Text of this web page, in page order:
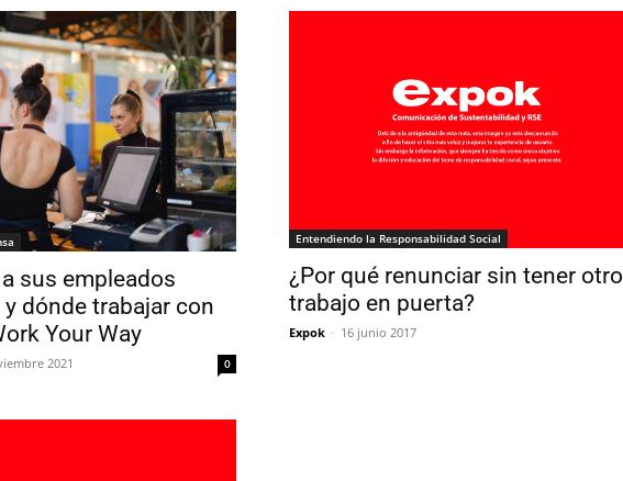
sus empleados
dónde trabajar con
Your Way
2021 0
Entendiendo la Responsabilidad Social
¿Por qué renunciar sin tener otro
trabajo en puerta?
Expok - 16 junio 2017